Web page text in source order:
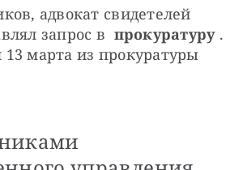
адвокат свидетелей
запрос в прокуратуру .
марта из прокуратуры